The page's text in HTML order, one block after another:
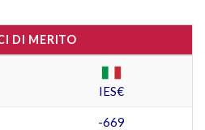
DI MERITO
IES€
-669